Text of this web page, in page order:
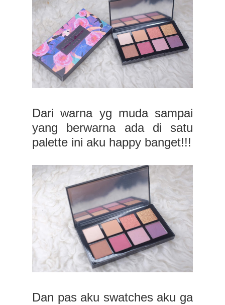
Dari warna yg muda sampai
yang berwarna ada di satu
palette ini aku happy banget!!!
Dan pas aku swatches aku ga